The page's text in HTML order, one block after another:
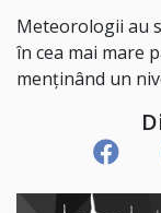
Meteorologii au
în cea mai mare
menținând un